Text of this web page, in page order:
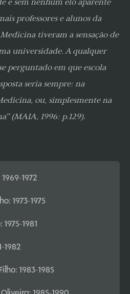
e sem nenhum elo aparente
professores e alunos da
tiveram a sensação de
universidade. A qualquer
perguntado em que escola
seria sempre: na
ou, simplesmente na
(MAIA, 1996: p.129).
1972
1973-1975
1981
1982
1983-1985